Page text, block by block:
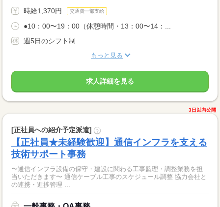
時給1,370円 交通費一部支給
●10：00〜19：00（休憩時間・13：00〜14：...
週5日のシフト制
もっと見る
求人詳細を見る
3日以内公開
[正社員への紹介予定派遣] ?
【正社員★未経験歓迎】通信インフラを支える
技術サポート事務
〜通信インフラ設備の保守・建設に関わる工事監理・調整業務を担
当いただきます〜 通信ケーブル工事のスケジュール調整 協力会社と
の連携・進捗管理 ...